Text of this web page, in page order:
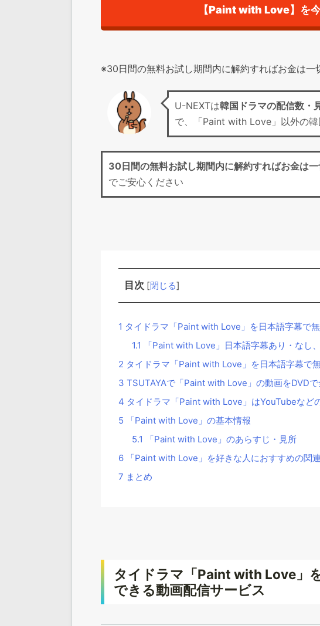
【Paint with Love】を
※30日間の無料お試し期間内に解約すればお金は一
U-NEXTは韓国ドラマの配信数・
で、「Paint with Love」以外の
30日間の無料お試し期間内に解約すればお金は
でご安心ください
目次 [閉じる]
1 タイドラマ「Paint with Love」を日本語字幕で
1.1 「Paint with Love」日本語字幕あり・なし
2 タイドラマ「Paint with Love」を日本語字幕で
3 TSUTAYAで「Paint with Love」の動画をDVDで
4 タイドラマ「Paint with Love」はYouTubeなど
5 「Paint with Love」の基本情報
5.1 「Paint with Love」のあらすじ・見所
6 「Paint with Love」を好きな人におすすめの関
7 まとめ
タイドラマ「Paint with Love」
できる動画配信サービス